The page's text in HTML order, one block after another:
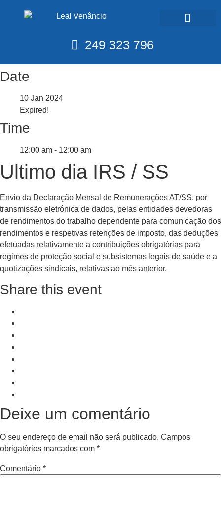
249 323 796
Date
10 Jan 2024
Expired!
Time
12:00 am - 12:00 am
Ultimo dia IRS / SS
Envio da Declaração Mensal de Remunerações AT/SS, por
transmissão eletrónica de dados, pelas entidades devedoras
de rendimentos do trabalho dependente para comunicação dos
rendimentos e respetivas retenções de imposto, das deduções
efetuadas relativamente a contribuições obrigatórias para
regimes de proteção social e subsistemas legais de saúde e a
quotizações sindicais, relativas ao mês anterior.
Share this event
Deixe um comentário
O seu endereço de email não será publicado. Campos
obrigatórios marcados com *
Comentário *